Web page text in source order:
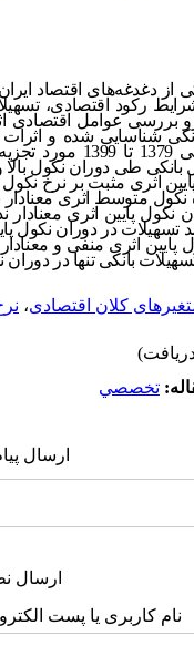
از دغدغه‌‌های اقتصاد
رکود اقتصادی،
رو بررسی عوامل
شناسایی شده و
مارکوف
بانکی طی دوران نکول
اثری مثبت بر نرخ
متوسط اثری معنادار
نکول پایین اثری
تسهیلات در دوران نکول
پایین اثری منفی و
بانکی تنها در
کلان اقتصادی،
تخصصي
ارسال
ارسال
نام کاربری یا پست